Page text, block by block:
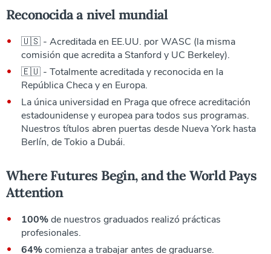
Reconocida a nivel mundial
🇺🇸 - Acreditada en EE.UU. por WASC (la misma
comisión que acredita a Stanford y UC Berkeley).
🇪🇺 - Totalmente acreditada y reconocida en la
República Checa y en Europa.
La única universidad en Praga que ofrece acreditación
estadounidense y europea para todos sus programas.
Nuestros títulos abren puertas desde Nueva York hasta
Berlín, de Tokio a Dubái.
Where Futures Begin, and the World Pays
Attention
100%de nuestros graduados realizó prácticas
profesionales.
64%comienza a trabajar antes de graduarse.